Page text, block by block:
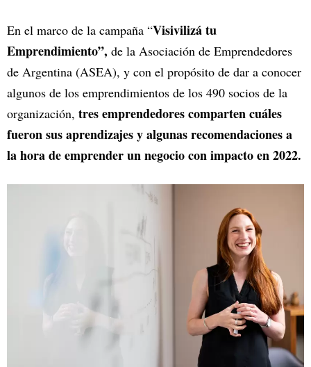
En el marco de la campaña “Visivilizá tu
Emprendimiento”, de la Asociación de Emprendedores
de Argentina (ASEA), y con el propósito de dar a conocer
algunos de los emprendimientos de los 490 socios de la
organización, tres emprendedores comparten cuáles
fueron sus aprendizajes y algunas recomendaciones a
la hora de emprender un negocio con impacto en 2022.